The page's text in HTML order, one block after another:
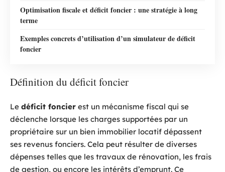
Optimisation fiscale et déficit foncier : une stratégie à long
terme
Exemples concrets d’utilisation d’un simulateur de déficit
foncier
Définition du déficit foncier
Le déficit foncier est un mécanisme fiscal qui se
déclenche lorsque les charges supportées par un
propriétaire sur un bien immobilier locatif dépassent
ses revenus fonciers. Cela peut résulter de diverses
dépenses telles que les travaux de rénovation, les frais
de gestion, ou encore les intérêts d’emprunt. Ce